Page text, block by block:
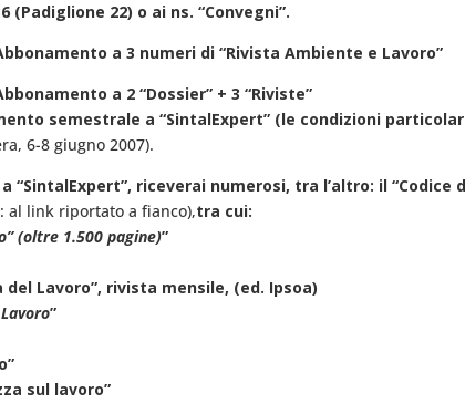
(Padiglione 22) o ai ns. “Convegni”.
a 3 numeri di “Rivista Ambiente e Lavoro”
a 2 “Dossier” + 3 “Riviste”
semestrale a “SintalExpert” (le condizioni
6-8 giugno 2007).
“SintalExpert”, riceverai numerosi, tra l’altro: il “Codice
al link riportato a fianco),tra cui:
(oltre 1.500 pagine)”
del Lavoro”, rivista mensile, (ed. Ipsoa)
”
sul lavoro”